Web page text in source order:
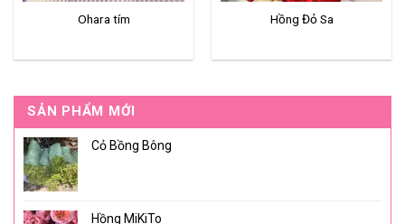
SẢN PHẨM MỚI
Cỏ Bồng Bông
Hồng MiKiTo
Ohara tím Hồng Đỏ Sa